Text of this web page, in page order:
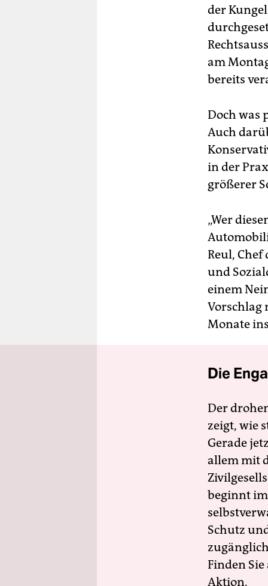
der
am
bereits
Doch was
Auch
in der
größerer
„Wer
Reul,
und
einem
Vorschlag
Monate
Die
Der
zeigt, wie
Gerade
allem mit
beginnt
Schutz
Finden
Aktion.